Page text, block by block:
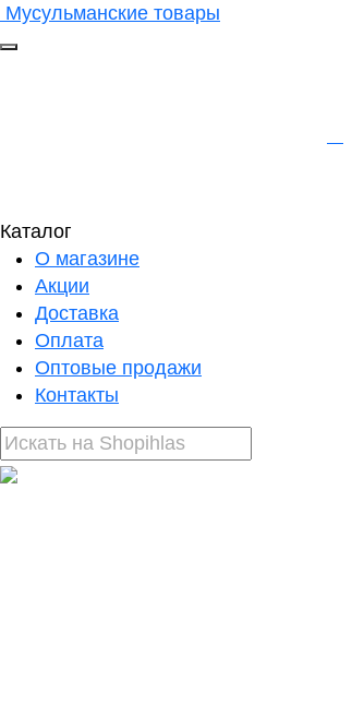
Мусульманские товары
Каталог
О магазине
Акции
Доставка
Оплата
Оптовые продажи
Контакты